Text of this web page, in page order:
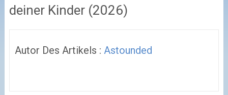
deiner Kinder (2026)
Autor Des Artikels : Astounded